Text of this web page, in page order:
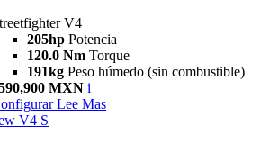
V4
205hp Potencia
120.0 Nm Torque
191kg Peso húmedo (sin combustible)
MXN i
Lee Mas
V4 S